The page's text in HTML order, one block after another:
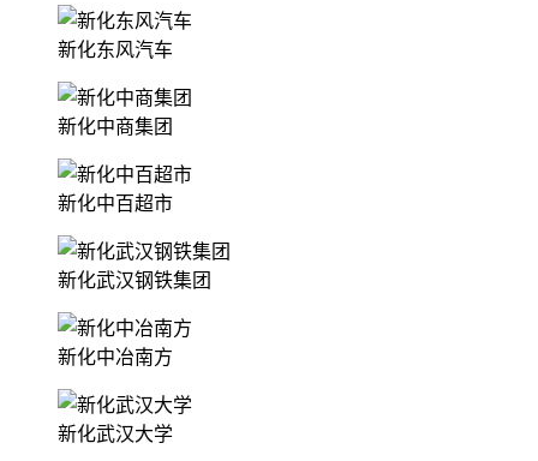
新化东风汽车
新化中商集团
新化中百超市
新化武汉钢铁集团
新化中冶南方
新化武汉大学